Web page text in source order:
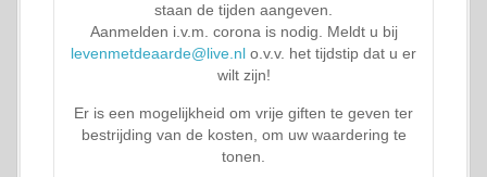
staan de tijden aangeven.
Aanmelden i.v.m. corona is nodig. Meldt u bij
levenmetdeaarde@live.nl o.v.v. het tijdstip dat u er
wilt zijn!
Er is een mogelijkheid om vrije giften te geven ter
bestrijding van de kosten, om uw waardering te
tonen.